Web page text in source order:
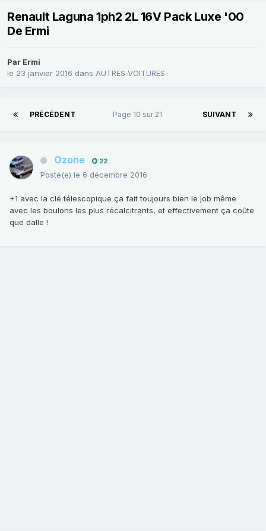
Renault Laguna 1ph2 2L 16V Pack Luxe '00
De Ermi
Par Ermi
le 23 janvier 2016 dans AUTRES VOITURES
PRÉCÉDENT SUIVANT
Page 10 sur 21
Ozone 22
Posté(e) le 6 décembre 2016
+1 avec la clé télescopique ça fait toujours bien le job même
avec les boulons les plus récalcitrants, et effectivement ça coûte
que dalle !